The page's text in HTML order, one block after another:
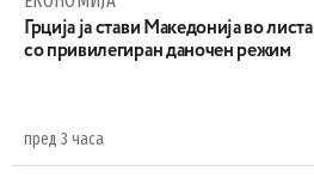
Грција ја стави Македонија во
со привилегиран даночен режим
пред 3 часа